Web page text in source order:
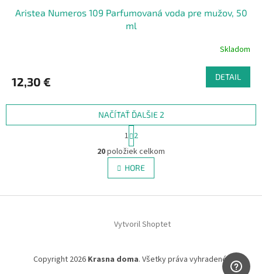
Aristea Numeros 109 Parfumovaná voda pre mužov, 50
ml
Skladom
12,30 € DETAIL
O
v
l
á
i
r
NAČÍTAŤ ĎALŠIE 2
t
r
á
n
k
v
i
1 2
20položiek celkom
HORE
Vytvoril Shoptet
Copyright 2026 Krasna doma. Všetky práva vyhradené.